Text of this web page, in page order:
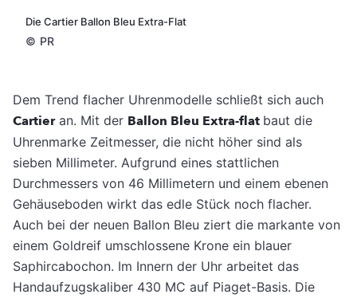
Die Cartier Ballon Bleu Extra-Flat
© PR
Dem Trend flacher Uhrenmodelle schließt sich auch
Cartieran. Mit der Ballon Bleu Extra-flat baut die
Uhrenmarke Zeitmesser, die nicht höher sind als
sieben Millimeter. Aufgrund eines stattlichen
Durchmessers von 46 Millimetern und einem ebenen
Gehäuseboden wirkt das edle Stück noch flacher.
Auch bei der neuen Ballon Bleu ziert die markante von
einem Goldreif umschlossene Krone ein blauer
Saphircabochon. Im Innern der Uhr arbeitet das
Handaufzugskaliber 430 MC auf Piaget-Basis. Die